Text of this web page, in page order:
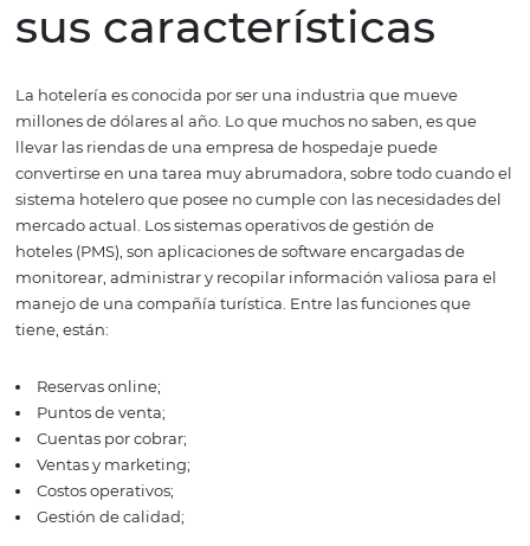
Conoce los 2 tipos
sistemas hoteleros
sus características
La hotelería es conocida por ser una industria que
millones de dólares al año. Lo que muchos no saben, es
llevar las riendas de una empresa de hospedaje puede
convertirse en una tarea muy abrumadora, sobre todo
mercado actual. Los sistemas operativos de gestión de
hoteles (PMS), son aplicaciones de software encargadas
monitorear, administrar y recopilar información valiosa
manejo de una compañía turística. Entre las funciones
tiene, están: